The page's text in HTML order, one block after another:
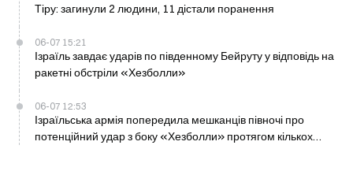
Тіру: загинули 2 людини, 11 дістали поранення
06-07 15:21
Ізраїль завдає ударів по південному Бейруту у відповідь на
ракетні обстріли «Хезболли»
06-07 12:53
Ізраїльська армія попередила мешканців півночі про
потенційний удар з боку «Хезболли» протягом кількох